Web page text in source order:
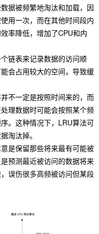
据被频繁地淘汰和加载，因
用一次，而在其他时间段内
率降低，增加了CPU和内
链表来记录数据的访问顺
会占用较大的空间，导致缓
不一定是按照时间来的，而
理数据时可能会按照某个频
。这种情况下，LRU算法可
淘汰掉。
是保留那些将来最有可能被
预测最近被访问的数据将来
误伤很多高频被访问但某段